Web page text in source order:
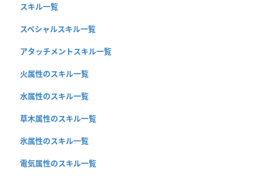
スキル一覧
スペシャルスキル一覧
アタッチメントスキル一覧
火属性のスキル一覧
水属性のスキル一覧
草木属性のスキル一覧
氷属性のスキル一覧
電気属性のスキル一覧